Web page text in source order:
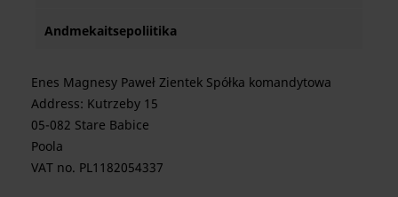
Andmekaitsepoliitika
Enes Magnesy Paweł Zientek Spółka komandytowa
Address: Kutrzeby 15
05-082 Stare Babice
Poola
VAT no. PL1182054337